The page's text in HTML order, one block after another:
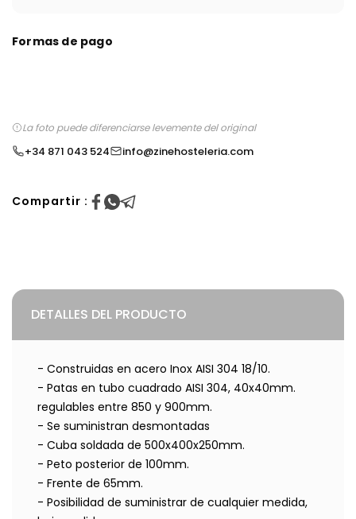
Formas de pago
La foto puede diferenciarse levemente del original
+34 871 043 524 info@zinehosteleria.com
Compartir :
DETALLES DEL PRODUCTO
- Construidas en acero Inox AISI 304 18/10.
- Patas en tubo cuadrado AISI 304, 40x40mm.
regulables entre 850 y 900mm.
- Se suministran desmontadas
- Cuba soldada de 500x400x250mm.
- Peto posterior de 100mm.
- Frente de 65mm.
- Posibilidad de suministrar de cualquier medida,